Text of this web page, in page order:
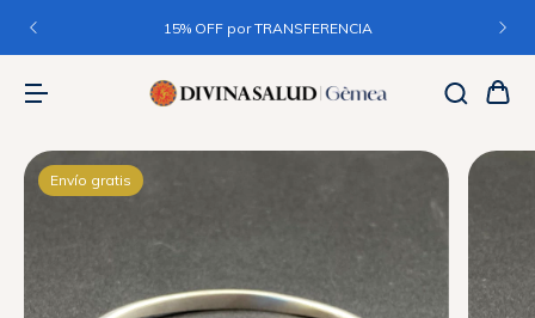
15% OFF por TRANSFERENCIA
Envío gratis